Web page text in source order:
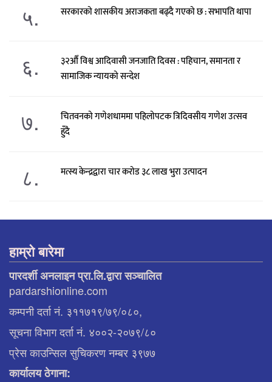
५. सरकारको शासकीय अराजकता बढ्दै गएको छ : सभापति थापा
६.
३२औँ विश्व आदिवासी जनजाति दिवस : पहिचान, समानता र
सामाजिक न्यायको सन्देश
७.
चितवनको गणेशधाममा पहिलोपटक त्रिदिवसीय गणेश उत्सव
हुँदै
८. मत्स्य केन्द्रद्वारा चार करोड ३८ लाख भुरा उत्पादन
हाम्रो बारेमा
पारदर्शी अनलाइन प्रा.लि.द्वारा सञ्चालित
pardarshionline.com
कम्पनी दर्ता नं. ३११७१९/७९/०८०,
सूचना विभाग दर्ता नं. ४००२-२०७९/८०
प्रेस काउन्सिल सुचिकरण नम्बर ३९७७
कार्यालय ठेगाना: